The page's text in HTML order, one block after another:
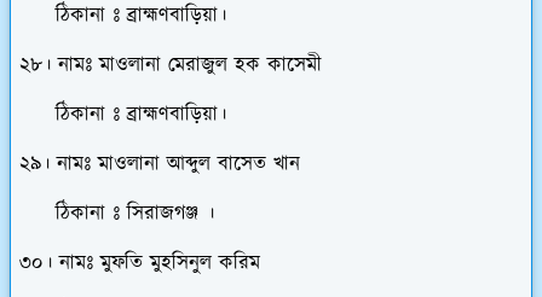
ঠিকানা ঃ ব্রাহ্মণবাড়িয়া।
২৮। নামঃ মাওলানা মেরাজুল হক কাসেমী
ঠিকানা ঃ ব্রাহ্মণবাড়িয়া।
২৯। নামঃ মাওলানা আব্দুল বাসেত খান
ঠিকানা ঃ সিরাজগঞ্জ ।
৩০। নামঃ মুফতি মুহসিনুল করিম